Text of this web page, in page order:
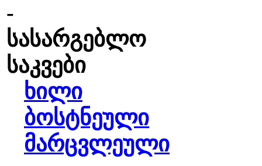
-
სასარგებლო
საკვები
ხილი
ბოსტნეული
მარცვლეული